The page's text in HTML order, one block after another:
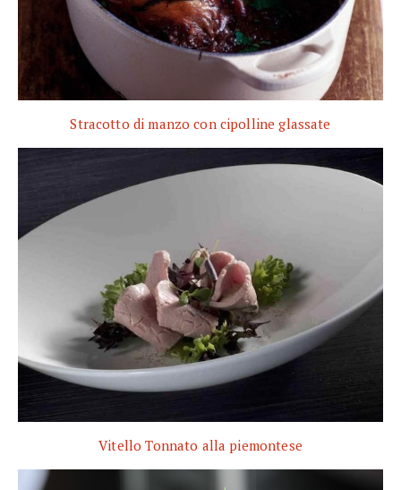
Stracotto di manzo con cipolline glassate
Vitello Tonnato alla piemontese